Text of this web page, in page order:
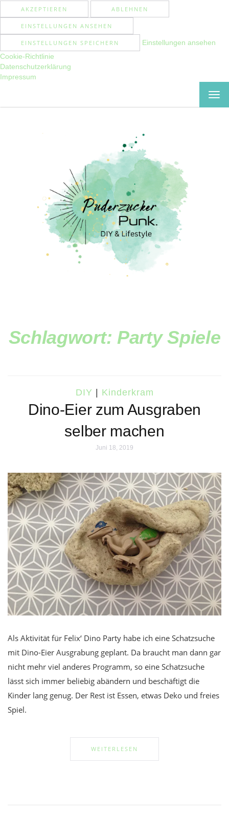
AKZEPTIEREN ABLEHNEN
EINSTELLUNGEN ANSEHEN
EINSTELLUNGEN SPEICHERN
Einstellungen ansehen
Cookie-Richtlinie
Datenschutzerklärung
Impressum
Schlagwort: Party Spiele
DIY Kinderkram
Dino-Eier zum Ausgraben
selber machen
Juni 18, 2019
Als Aktivität für Felix‘ Dino Party habe ich eine Schatzsuche
mit Dino-Eier Ausgrabung geplant. Da braucht man dann gar
nicht mehr viel anderes Programm, so eine Schatzsuche
lässt sich immer beliebig abändern und beschäftigt die
Kinder lang genug. Der Rest ist Essen, etwas Deko und freies
Spiel.
WEITERLESEN